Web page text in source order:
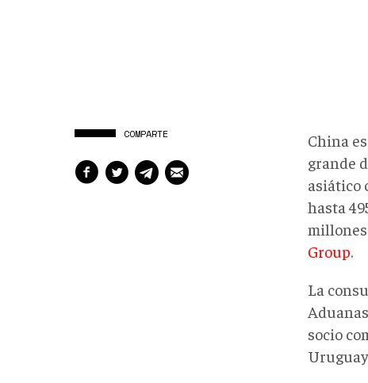
COMPARTE
China
grande
asiático
hasta
millones
Group.
La
socio